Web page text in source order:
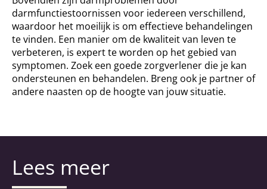
darmfunctiestoornissen voor iedereen verschillend,
waardoor het moeilijk is om effectieve behandelingen
te vinden. Een manier om de kwaliteit van leven te
verbeteren, is expert te worden op het gebied van
symptomen. Zoek een goede zorgverlener die je kan
ondersteunen en behandelen. Breng ook je partner of
andere naasten op de hoogte van jouw situatie.
Lees meer